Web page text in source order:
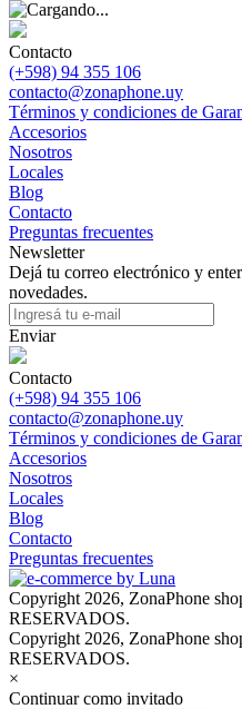
Contacto
(+598) 94 355 106
contacto@zonaphone.uy
Términos y condiciones de
Accesorios
Nosotros
Locales
Blog
Contacto
Preguntas frecuentes
Newsletter
Dejá tu correo electrónico y
novedades.
Enviar
Contacto
(+598) 94 355 106
contacto@zonaphone.uy
Términos y condiciones de
Accesorios
Nosotros
Locales
Blog
Contacto
Preguntas frecuentes
Copyright 2026, ZonaPhone
RESERVADOS.
Copyright 2026, ZonaPhone
RESERVADOS.
×
Continuar como invitado